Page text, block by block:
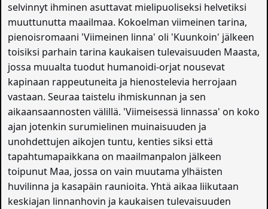
selvinnyt ihminen asuttavat mielipuoliseksi helvetiksi
muuttunutta maailmaa. Kokoelman viimeinen tarina,
pienoisromaani 'Viimeinen linna' oli 'Kuunkoin' jälkeen
toisiksi parhain tarina kaukaisen tulevaisuuden Maasta,
jossa muualta tuodut humanoidi-orjat nousevat
kapinaan rappeutuneita ja hienostelevia herrojaan
vastaan. Seuraa taistelu ihmiskunnan ja sen
aikaansaannosten välillä. 'Viimeisessä linnassa' on koko
ajan jotenkin surumielinen muinaisuuden ja
unohdettujen aikojen tuntu, kenties siksi että
tapahtumapaikkana on maailmanpalon jälkeen
toipunut Maa, jossa on vain muutama ylhäisten
huvilinna ja kasapäin raunioita. Yhtä aikaa liikutaan
keskiajan linnanhovin ja kaukaisen tulevaisuuden